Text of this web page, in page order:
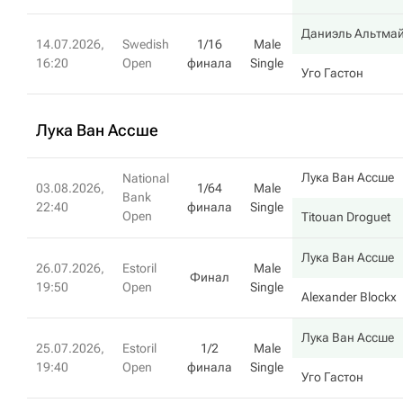
14.07.2026,
16:20
Swedish
Open
1/16
финала
Male
Single
Даниэль
Уго Гастон
Лука Ван Ассше
03.08.2026,
22:40
National
Bank
Open
1/64
финала
Male
Single
Лука Ван Ассше
Titouan Droguet
26.07.2026,
19:50
Estoril
Open
Финал
Male
Single
Лука Ван Ассше
Alexander Blockx
25.07.2026,
19:40
Estoril
Open
1/2
финала
Male
Single
Лука Ван Ассше
Уго Гастон